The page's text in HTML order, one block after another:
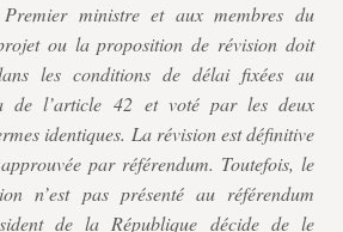
ministre et aux membres du
ou la proposition de révision doit
les conditions de délai fixées au
de l’article 42 et voté par les deux
identiques. La révision est définitive
par référendum. Toutefois, le
n’est pas présenté au référendum
de la République décide de le